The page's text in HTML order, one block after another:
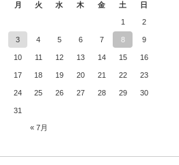
月 火 水 木 金 土 日
« 7月
1 2
3 4 5 6 7 8 9
10 11 12 13 14 15 16
17 18 19 20 21 22 23
24 25 26 27 28 29 30
31